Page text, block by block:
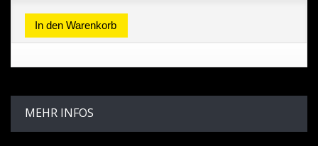
In den Warenkorb
MEHR INFOS